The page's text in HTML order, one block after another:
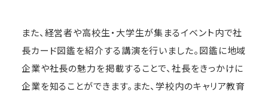
また、経営者や高校生・大学生が集まるイベント内で社
長カード図鑑を紹介する講演を行いました。図鑑に地域
企業や社長の魅力を掲載することで、社長をきっかけに
企業を知ることができます。また、学校内のキャリア教育